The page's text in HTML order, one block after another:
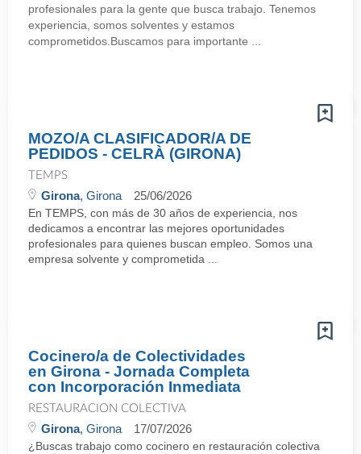
profesionales para la gente que busca trabajo. Tenemos
experiencia, somos solventes y estamos
comprometidos.Buscamos para importante ...
MOZO/A CLASIFICADOR/A DE
PEDIDOS - CELRÀ (GIRONA)
TEMPS
Girona, Girona 25/06/2026
En TEMPS, con más de 30 años de experiencia, nos
dedicamos a encontrar las mejores oportunidades
profesionales para quienes buscan empleo. Somos una
empresa solvente y comprometida ...
Cocinero/a de Colectividades
en Girona - Jornada Completa
con Incorporación Inmediata
RESTAURACION COLECTIVA
Girona, Girona 17/07/2026
¿Buscas trabajo como cocinero en restauración colectiva